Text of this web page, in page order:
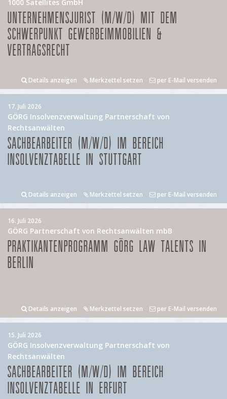
1000 Satellites GmbH
UNTERNEHMENSJURIST (M/W/D) MIT DEM
SCHWERPUNKT GEWERBEIMMOBILIEN &
VERTRAGSRECHT
Details anzeigen Merkzettel setzen per E-Mail versenden
17. Juli 2026
GÖRG Insolvenzverwaltung Partnerschaft von
Rechtsanwälten
SACHBEARBEITER (M/W/D) IM BEREICH
INSOLVENZTABELLE IN STUTTGART
Details anzeigen Merkzettel setzen per E-Mail versenden
16. Juli 2026
GÖRG Partnerschaft von Rechtsanwälten mbB
PRAKTIKANTENPROGRAMM GÖRG LAW TALENTS IN
BERLIN
Details anzeigen Merkzettel setzen per E-Mail versenden
15. Juli 2026
GÖRG Insolvenzverwaltung Partnerschaft von
Rechtsanwälten
SACHBEARBEITER (M/W/D) IM BEREICH
INSOLVENZTABELLE IN ERFURT